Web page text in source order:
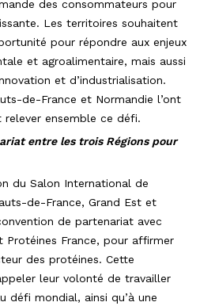
des consommateurs pour
Les territoires souhaitent
pour répondre aux enjeux
et agroalimentaire, mais aussi
et d’industrialisation.
de-France et Normandie l’ont
ensemble ce défi.
entre les trois Régions pour
du Salon International de
de-France, Grand Est et
de partenariat avec
Protéines France, pour affirmer
des protéines. Cette
leur volonté de travailler
défi mondial, ainsi qu’à une